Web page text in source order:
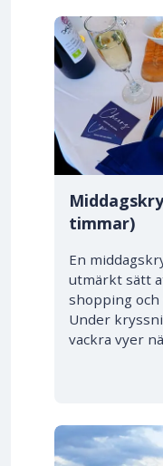
timmar)
En
utmärkt sätt
shopping och
Under
vackra vyer